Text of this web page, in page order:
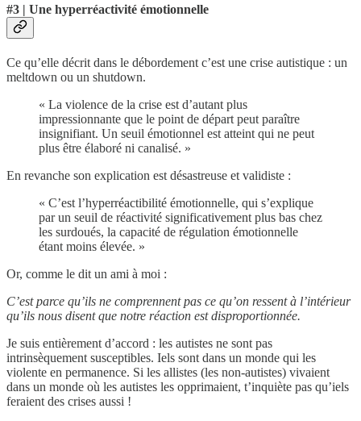
#3 | Une hyperréactivité émotionnelle
Ce qu’elle décrit dans le débordement c’est une crise autistique : un
meltdown ou un shutdown.
« La violence de la crise est d’autant plus
impressionnante que le point de départ peut paraître
insignifiant. Un seuil émotionnel est atteint qui ne peut
plus être élaboré ni canalisé. »
En revanche son explication est désastreuse et validiste :
« C’est l’hyperréactibilité émotionnelle, qui s’explique
par un seuil de réactivité significativement plus bas chez
les surdoués, la capacité de régulation émotionnelle
étant moins élevée. »
Or, comme le dit un ami à moi :
C’est parce qu’ils ne comprennent pas ce qu’on ressent à l’intérieur
qu’ils nous disent que notre réaction est disproportionnée.
Je suis entièrement d’accord : les autistes ne sont pas
intrinsèquement susceptibles. Iels sont dans un monde qui les
violente en permanence. Si les allistes (les non-autistes) vivaient
dans un monde où les autistes les opprimaient, t’inquiète pas qu’iels
feraient des crises aussi !